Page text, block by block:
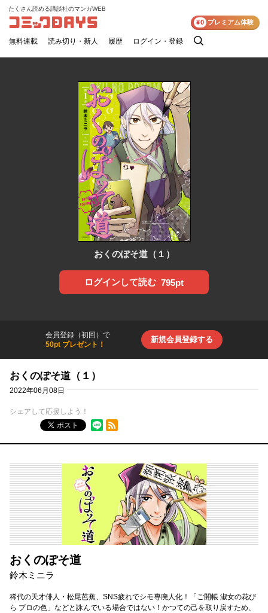
コミックDAYS
たくさん読める講談社のマンガWEB
無料連載 読み切り・新人 履歴 ログイン・登録
検
¥0 プレミアム体験
おくのぽそ道（１）
ログインして読む 795pt
会員登録（初回）で
50pt プレゼント！
新規会員登録する
おくのぽそ道（１）
2022年06月08日
シェアして応援しよう！
ポスト
RSSフィード
おくのぽそ道
鈴木ミニラ
稀代の天才俳人・松尾芭蕉、SNS疲れでシモ専廃人化！「ご開帳 淑女の花び
ら プロの色」などと詠んでいる場合ではない！かつての己を取り戻すため、